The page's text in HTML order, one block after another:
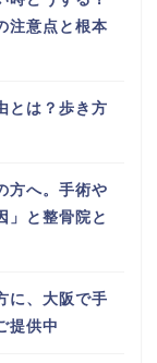
注意点と根本
とは？歩き方
方へ。手術や
」と整骨院と
に、大阪で手
提供中